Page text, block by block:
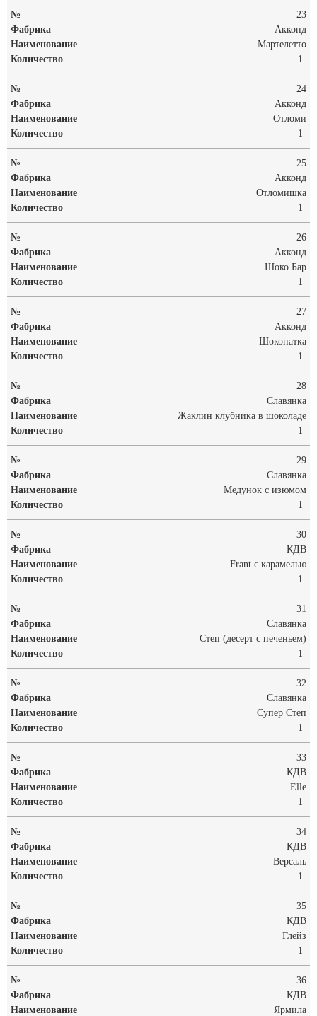
23
Акконд
Мартелетто
1
24
Акконд
Отломи
1
25
Акконд
Отломишка
1
26
Акконд
Шоко Бар
1
27
Акконд
Шоконатка
1
28
Славянка
Жаклин клубника в шоколаде
1
29
Славянка
Медунок с изюмом
1
30
КДВ
Frant с карамелью
1
31
Славянка
Степ (десерт с печеньем)
1
32
Славянка
Супер Степ
1
33
КДВ
Elle
1
34
КДВ
Версаль
1
35
КДВ
Глейз
1
36
КДВ
Ярмила